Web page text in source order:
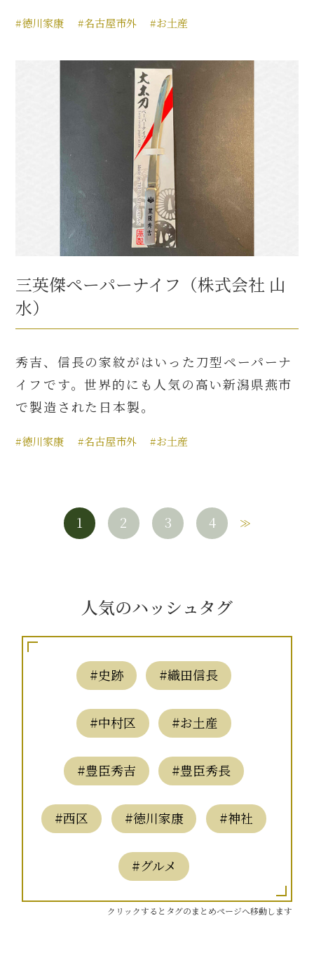
#徳川家康 #名古屋市外 #お土産
三英傑ペーパーナイフ（株式会社 山
水）
秀吉、信長の家紋がはいった刀型ペーパーナ
イフです。世界的にも人気の高い新潟県燕市
で製造された日本製。
#徳川家康 #名古屋市外 #お土産
1 2 3 4
人気のハッシュタグ
#史跡 #織田信長
#中村区 #お土産
#豊臣秀吉 #豊臣秀長
#西区 #徳川家康 #神社
#グルメ
クリックするとタグのまとめページへ移動します